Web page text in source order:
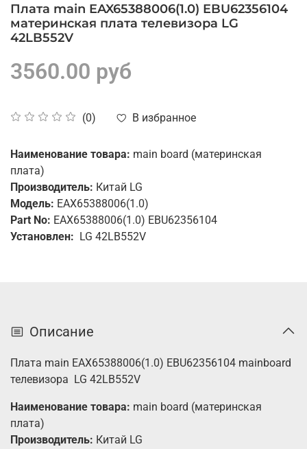
Плата main EAX65388006(1.0) EBU62356104
материнская плата телевизора LG
42LB552V
(0) В избранное
3560.00 руб
Наименование товара: main board (материнская
плата)
Производитель: Китай LG
Модель: EAX65388006(1.0)
Part No: EAX65388006(1.0) EBU62356104
Установлен: LG 42LB552V
Описание
Плата main EAX65388006(1.0) EBU62356104 mainboard
телевизора LG 42LB552V
Наименование товара: main board (материнская
плата)
Производитель: Китай LG